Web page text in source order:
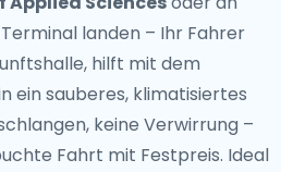
landen – Ihr Fahrer
hilft mit dem
ein sauberes, klimatisiertes
keine Verwirrung –
Fahrt mit Festpreis. Ideal